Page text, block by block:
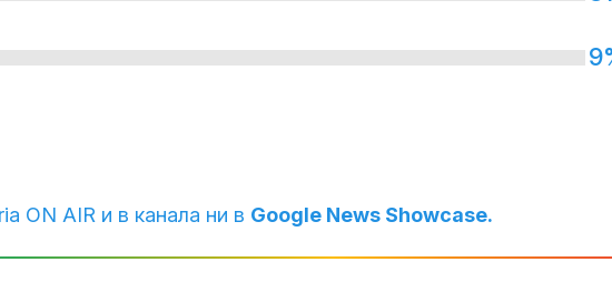
ON AIR и в канала ни в Google News Showcase.